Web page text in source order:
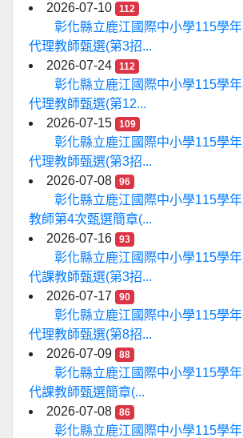
2026-07-10
112
彰化縣立鹿江國際中小學115學
代理教師甄選(第3招...
2026-07-24
112
彰化縣立鹿江國際中小學115學
代理教師甄選(第12...
2026-07-15
109
彰化縣立鹿江國際中小學115學
代理教師甄選(第3招...
2026-07-08
96
彰化縣立鹿江國際中小學115學
教師第4次甄選簡章(...
2026-07-16
93
彰化縣立鹿江國際中小學115學
代課教師甄選(第3招...
2026-07-17
90
彰化縣立鹿江國際中小學115學
代理教師甄選(第8招...
2026-07-09
88
彰化縣立鹿江國際中小學115學
代課教師甄選簡章(...
2026-07-08
86
彰化縣立鹿江國際中小學115學